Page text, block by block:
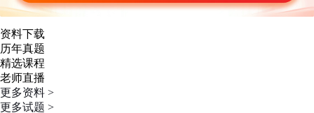
资料下载
历年真题
精选课程
老师直播
更多资料 >
更多试题 >